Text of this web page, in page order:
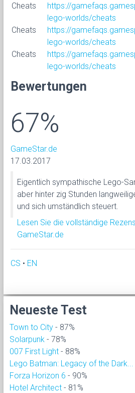
Cheats
https://
lego-worlds/cheats
Cheats
https://
lego-worlds/cheats
Cheats
https://
lego-worlds/cheats
Bewertungen
67%
GameStar.de
17.03.2017
Eigentlich sympathische Lego-
aber hinter zig Stunden
und sich umständlich steuert.
Lesen Sie die vollständige
GameStar.de
CS • EN
Neueste Test
Town to City - 87%
Solarpunk - 78%
007 First Light - 88%
Lego Batman: Legacy of the Dark...
Forza Horizon 6 - 90%
Hotel Architect - 81%